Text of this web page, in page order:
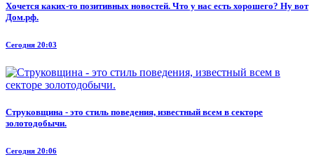
Хочется каких-то позитивных новостей. Что у нас есть хорошего? Ну вот
Дом.рф.
Сегодня 20:03
Струковщина - это стиль поведения, известный всем в секторе
золотодобычи.
Сегодня 20:06